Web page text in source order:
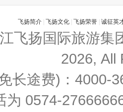
飞扬简介 飞扬文化 飞扬荣誉 诚征英
飞扬国际旅游集
2026, All
长途费)：4000-
为 0574-